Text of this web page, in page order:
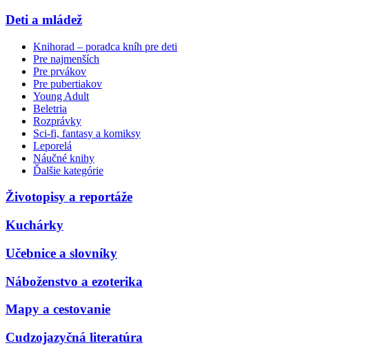
Deti a mládež
Knihorad – poradca kníh pre deti
Pre najmenších
Pre prvákov
Pre pubertiakov
Young Adult
Beletria
Rozprávky
Sci-fi, fantasy a komiksy
Leporelá
Náučné knihy
Ďalšie kategórie
Životopisy a reportáže
Kuchárky
Učebnice a slovníky
Náboženstvo a ezoterika
Mapy a cestovanie
Cudzojazyčná literatúra